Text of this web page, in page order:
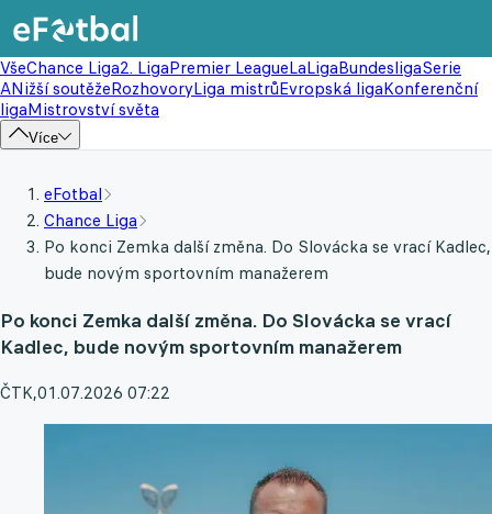
VšeChance Liga2. LigaPremier LeagueLaLigaBundesligaSerie
ANižší soutěžeRozhovoryLiga mistrůEvropská ligaKonferenční
ligaMistrovství světa
Více
eFotbal
Chance Liga
Po konci Zemka další změna. Do Slovácka se vrací Kadlec,
bude novým sportovním manažerem
Po konci Zemka další změna. Do Slovácka se vrací
Kadlec, bude novým sportovním manažerem
ČTK,01.07.2026 07:22